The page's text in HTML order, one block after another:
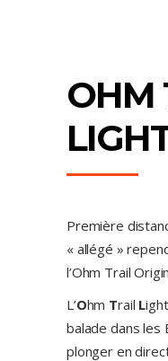
OHM
Première
« allégé »
l’Ohm Trail
L’Ohm Trail L
balade dans les
plonger en